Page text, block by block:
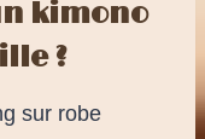
kimono
?
sur robe